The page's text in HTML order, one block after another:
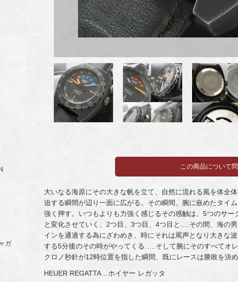
大いなる海原にその大きな帆を立て、自然に流れる風を体全
迫する瞬間が辺り一面に広がる。その瞬間、腕に嵌めたタイ
強く押す。いつもよりも力強く感じるその感触は、5つのサ
と変化させていく、2つ目、3つ目、4つ目と….その間、海の
インを通過する為にざわめき、時にそれは罵声となり大きな
する5分後のその時がやってくる…..そして腕にそのすべてオ
クロノ秒針が12時位置を指した瞬間、既にレースは勝敗を決
HEUER REGATTA…ホイヤー レガッタ
ガ